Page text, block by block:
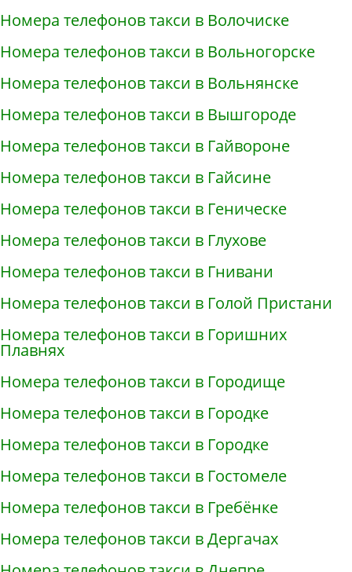
Номера телефонов такси в Волочиске
Номера телефонов такси в Вольногорске
Номера телефонов такси в Вольнянске
Номера телефонов такси в Вышгороде
Номера телефонов такси в Гайвороне
Номера телефонов такси в Гайсине
Номера телефонов такси в Геническе
Номера телефонов такси в Глухове
Номера телефонов такси в Гнивани
Номера телефонов такси в Голой Пристани
Номера телефонов такси в Горишних
Плавнях
Номера телефонов такси в Городище
Номера телефонов такси в Городке
Номера телефонов такси в Городке
Номера телефонов такси в Гостомеле
Номера телефонов такси в Гребёнке
Номера телефонов такси в Дергачах